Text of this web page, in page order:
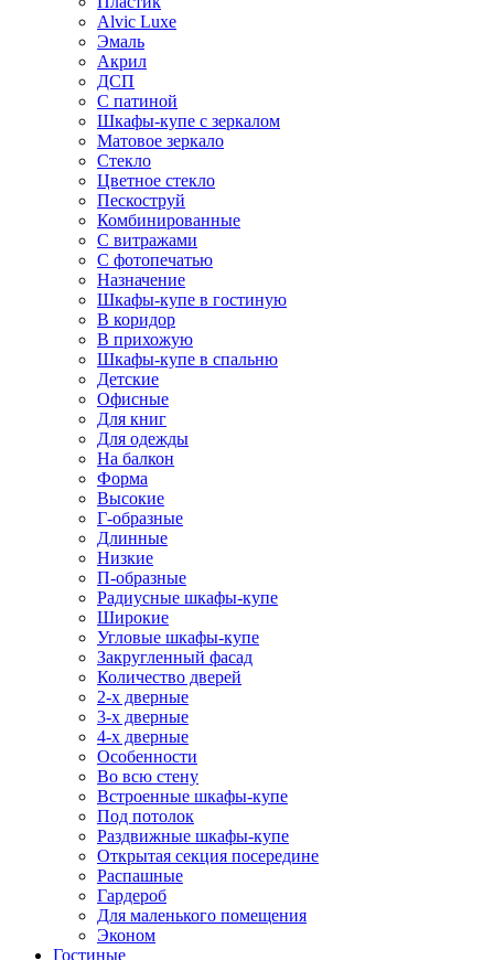
Alvic Luxe
Эмаль
Акрил
ДСП
С патиной
Шкафы-купе с зеркалом
Матовое зеркало
Стекло
Цветное стекло
Пескоструй
Комбинированные
С витражами
С фотопечатью
Назначение
Шкафы-купе в гостиную
В коридор
В прихожую
Шкафы-купе в спальню
Детские
Офисные
Для книг
Для одежды
На балкон
Форма
Высокие
Г-образные
Длинные
Низкие
П-образные
Радиусные шкафы-купе
Широкие
Угловые шкафы-купе
Закругленный фасад
Количество дверей
2-х дверные
3-х дверные
4-х дверные
Особенности
Во всю стену
Встроенные шкафы-купе
Под потолок
Раздвижные шкафы-купе
Открытая секция посередине
Распашные
Гардероб
Для маленького помещения
Эконом
Гостиные